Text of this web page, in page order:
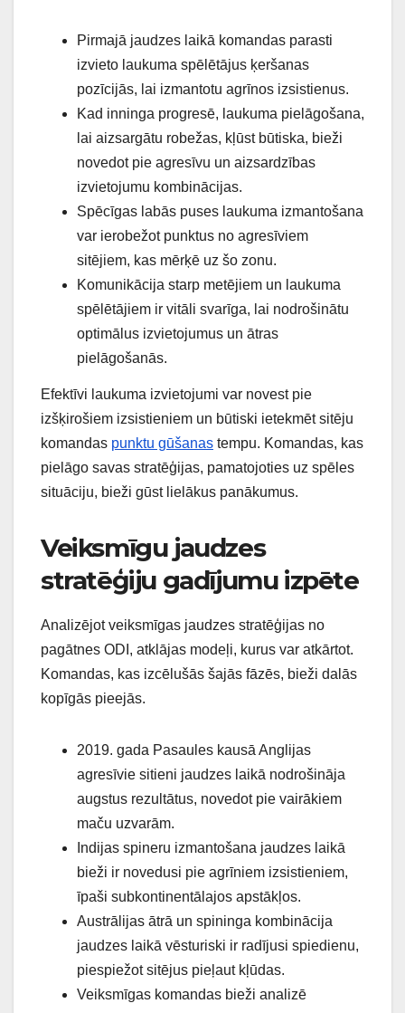
Pirmajā jaudzes laikā komandas parasti
izvieto laukuma spēlētājus ķeršanas
pozīcijās, lai izmantotu agrīnos izsistienus.
Kad inninga progresē, laukuma pielāgošana,
lai aizsargātu robežas, kļūst būtiska, bieži
novedot pie agresīvu un aizsardzības
izvietojumu kombinācijas.
Spēcīgas labās puses laukuma izmantošana
var ierobežot punktus no agresīviem
sitējiem, kas mērķē uz šo zonu.
Komunikācija starp metējiem un laukuma
spēlētājiem ir vitāli svarīga, lai nodrošinātu
optimālus izvietojumus un ātras
pielāgošanās.
Efektīvi laukuma izvietojumi var novest pie
izšķirošiem izsistieniem un būtiski ietekmēt sitēju
komandas punktu gūšanas tempu. Komandas, kas
pielāgo savas stratēģijas, pamatojoties uz spēles
situāciju, bieži gūst lielākus panākumus.
Veiksmīgu jaudzes
stratēģiju gadījumu izpēte
Analizējot veiksmīgas jaudzes stratēģijas no
pagātnes ODI, atklājas modeļi, kurus var atkārtot.
Komandas, kas izcēlušās šajās fāzēs, bieži dalās
kopīgās pieejās.
2019. gada Pasaules kausā Anglijas
agresīvie sitieni jaudzes laikā nodrošināja
augstus rezultātus, novedot pie vairākiem
maču uzvarām.
Indijas spineru izmantošana jaudzes laikā
bieži ir novedusi pie agrīniem izsistieniem,
īpaši subkontinentālajos apstākļos.
Austrālijas ātrā un spininga kombinācija
jaudzes laikā vēsturiski ir radījusi spiedienu,
piespiežot sitējus pieļaut kļūdas.
Veiksmīgas komandas bieži analizē